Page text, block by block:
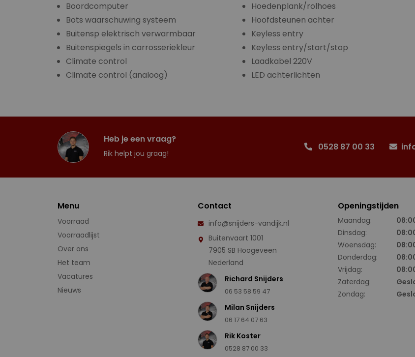
Boordcomputer
Bots waarschuwing systeem
Buitensp elektrisch verwarmbaar
Buitenspiegels in carrosseriekleur
Climate control
Climate control (analoog)
Hoedenplank/rolhoes
Hoofdsteunen achter
Keyless entry
Keyless entry/start/stop
Laadkabel 220V
LED achterlichten
Heb je een vraag?
Rik helpt jou graag!
0528 87 00 33
Menu
Voorraad
Voorraadlijst
Over ons
Het team
Vacatures
Nieuws
Contact
info@snijders-vandijk.nl
Buitenvaart 1001
7905 SB Hoogeveen
Nederland
Richard Snijders
06 53 58 59 47
Milan Snijders
06 17 64 07 63
Rik Koster
0528 87 00 33
Openingstijden
Maandag:
Dinsdag:
Woensdag:
Donderdag:
Vrijdag:
Zaterdag:
Zondag: